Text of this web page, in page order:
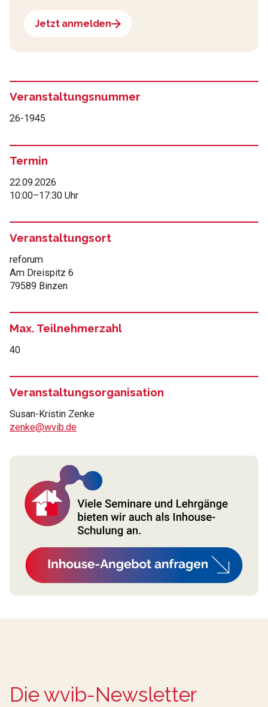
Jetzt anmelden
Veranstaltungsnummer
26-1945
Termin
22.09.2026
10:00–17:30 Uhr
Veranstaltungsort
reforum
Am Dreispitz 6
79589 Binzen
Max. Teilnehmerzahl
40
Veranstaltungsorganisation
Susan-Kristin Zenke
zenke@wvib.de
Die wvib-Newsletter